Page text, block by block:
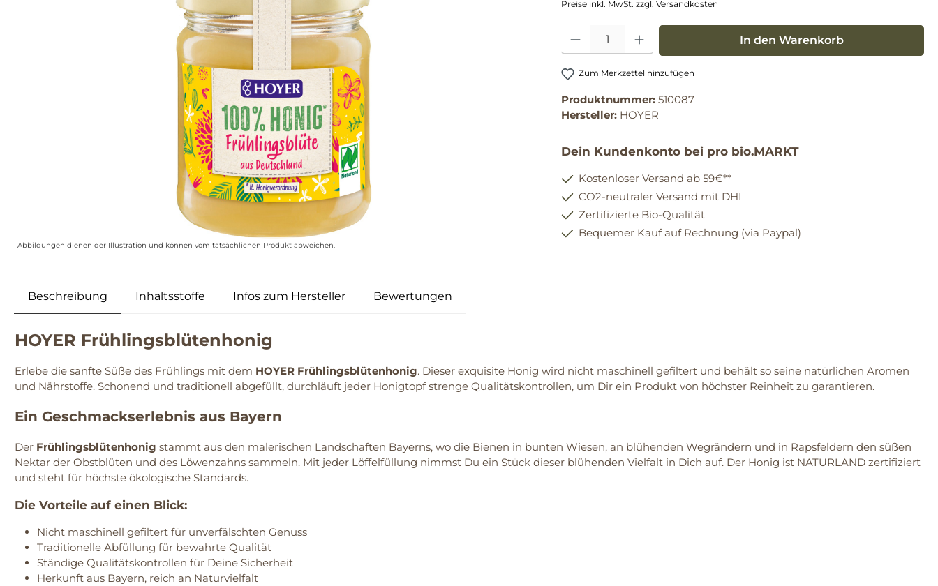
Abbildungen dienen der Illustration und können vom tatsächlichen Produkt abweichen.
Preise inkl. MwSt. zzgl. Versandkosten
Produkt Anzahl: Gib den gewünschten Wert ein oder benutze die Schaltflächen um die
In den Warenkorb
Zum Merkzettel hinzufügen
Produktnummer: 510087
Hersteller: HOYER
Dein Kundenkonto bei pro bio.MARKT
Kostenloser Versand ab 59€**
CO2-neutraler Versand mit DHL
Zertifizierte Bio-Qualität
Bequemer Kauf auf Rechnung (via Paypal)
Beschreibung Inhaltsstoffe Infos zum Hersteller Bewertungen
HOYER Frühlingsblütenhonig
Erlebe die sanfte Süße des Frühlings mit dem HOYER Frühlingsblütenhonig. Dieser exquisite Honig wird nicht maschinell gefiltert und behält so seine natürlichen Aromen
und Nährstoffe. Schonend und traditionell abgefüllt, durchläuft jeder Honigtopf strenge Qualitätskontrollen, um Dir ein Produkt von höchster Reinheit zu garantieren.
Ein Geschmackserlebnis aus Bayern
Der Frühlingsblütenhonig stammt aus den malerischen Landschaften Bayerns, wo die Bienen in bunten Wiesen, an blühenden Wegrändern und in Rapsfeldern den süßen
Nektar der Obstblüten und des Löwenzahns sammeln. Mit jeder Löffelfüllung nimmst Du ein Stück dieser blühenden Vielfalt in Dich auf. Der Honig ist NATURLAND zertifiziert
und steht für höchste ökologische Standards.
Die Vorteile auf einen Blick:
Nicht maschinell gefiltert für unverfälschten Genuss
Traditionelle Abfüllung für bewahrte Qualität
Ständige Qualitätskontrollen für Deine Sicherheit
Herkunft aus Bayern, reich an Naturvielfalt